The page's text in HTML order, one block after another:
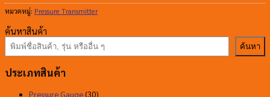
หมวดหมู่: Pressure Transmitter
ค้นหาสินค้า
ค้นหา
ประเภทสินค้า
Pressure Gauge 3030